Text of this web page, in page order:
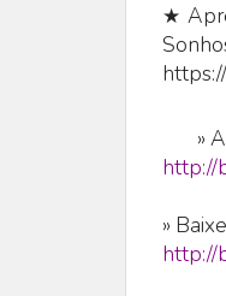
★
»
http://
»
http://